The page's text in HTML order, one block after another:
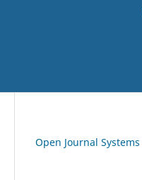
Open Journal Systems